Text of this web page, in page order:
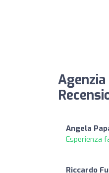
Agenzia
Angela
Esperienza
Riccardo